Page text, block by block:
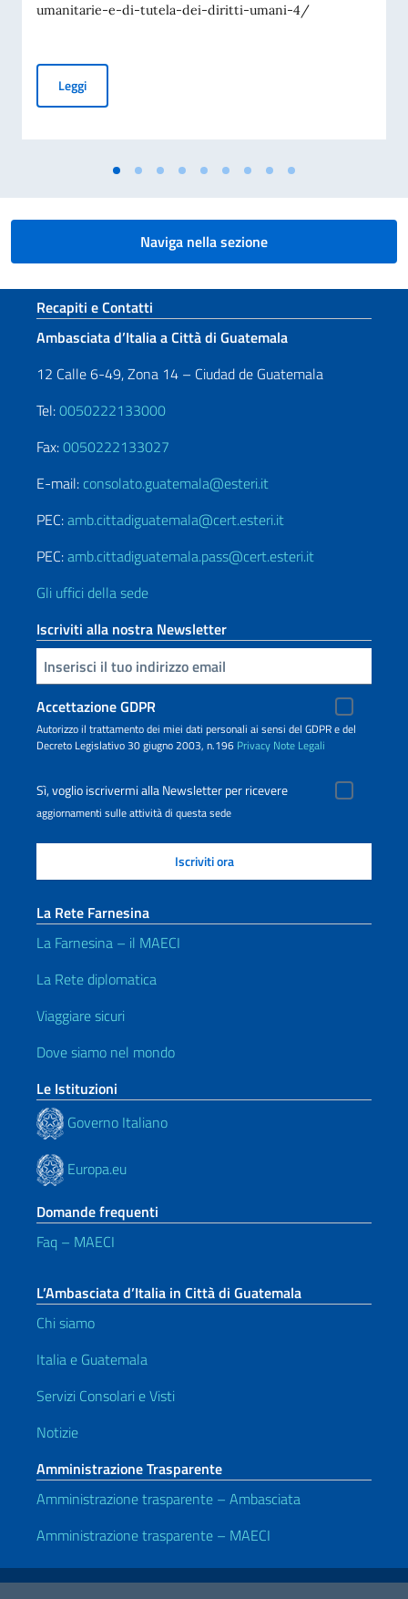
umanitarie-e-di-tutela-dei-diritti-umani-4/
LeggiAvviso di pubblicità per contributi a soggetti privati per
Naviga nella sezione
Sezione footer
Recapiti e Contatti
Ambasciata d’Italia a Città di Guatemala
12 Calle 6-49, Zona 14 – Ciudad de Guatemala
Tel:0050222133000
Fax:0050222133027
E-mail: consolato.guatemala@esteri.it
PEC:amb.cittadiguatemala@cert.esteri.it
PEC:amb.cittadiguatemala.pass@cert.esteri.it
Gli uffici della sede
Iscriviti alla nostra Newsletter
Inserisci la tua email
Accettazione GDPR
Autorizzo il trattamento dei miei dati personali ai sensi del GDPR e del
Decreto Legislativo 30 giugno 2003, n.196 Privacy Note Legali
Sì, voglio iscrivermi alla Newsletter per ricevere
aggiornamenti sulle attività di questa sede
La Rete Farnesina
La Farnesina – il MAECI
La Rete diplomatica
Viaggiare sicuri
Dove siamo nel mondo
Le Istituzioni
Governo Italiano
Europa.eu
Domande frequenti
Faq – MAECI
L’Ambasciata d’Italia in Città di Guatemala
Chi siamo
Italia e Guatemala
Servizi Consolari e Visti
Notizie
Amministrazione Trasparente
Amministrazione trasparente – Ambasciata
Amministrazione trasparente – MAECI
Link Utili